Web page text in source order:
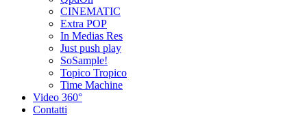
CINEMATIC
Extra POP
In Medias Res
Just push play
SoSample!
Topico Tropico
Time Machine
Video 360°
Contatti